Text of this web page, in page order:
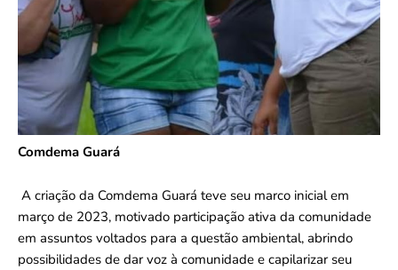
Comdema Guará
A criação da Comdema Guará teve seu marco inicial em
março de 2023, motivado participação ativa da comunidade
em assuntos voltados para a questão ambiental, abrindo
possibilidades de dar voz à comunidade e capilarizar seu